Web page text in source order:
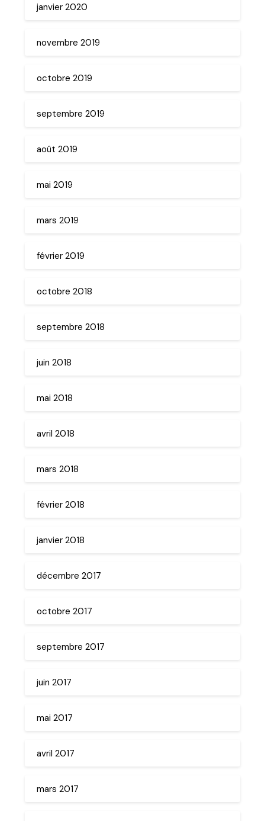
janvier 2020
novembre 2019
octobre 2019
septembre 2019
août 2019
mai 2019
mars 2019
février 2019
octobre 2018
septembre 2018
juin 2018
mai 2018
avril 2018
mars 2018
février 2018
janvier 2018
décembre 2017
octobre 2017
septembre 2017
juin 2017
mai 2017
avril 2017
mars 2017